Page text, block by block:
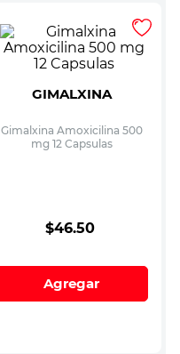
GIMALXINA
Gimalxina Amoxicilina 500
mg 12 Capsulas
$46.50
Agregar